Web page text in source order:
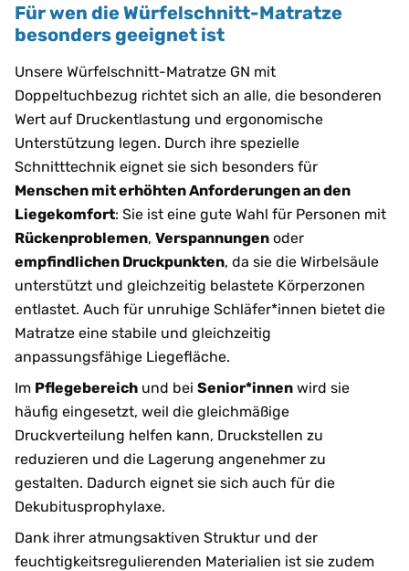
Für wen die Würfelschnitt-Matratze
besonders geeignet ist
Unsere Würfelschnitt-Matratze GN mit
Doppeltuchbezug richtet sich an alle, die besonderen
Wert auf Druckentlastung und ergonomische
Unterstützung legen. Durch ihre spezielle
Schnitttechnik eignet sie sich besonders für
Menschen mit erhöhten Anforderungen an den
Liegekomfort: Sie ist eine gute Wahl für Personen mit
Rückenproblemen, Verspannungen oder
empfindlichen Druckpunkten, da sie die Wirbelsäule
unterstützt und gleichzeitig belastete Körperzonen
entlastet. Auch für unruhige Schläfer*innen bietet die
Matratze eine stabile und gleichzeitig
anpassungsfähige Liegefläche.
Im Pflegebereich und bei Senior*innen wird sie
häufig eingesetzt, weil die gleichmäßige
Druckverteilung helfen kann, Druckstellen zu
reduzieren und die Lagerung angenehmer zu
gestalten. Dadurch eignet sie sich auch für die
Dekubitusprophylaxe.
Dank ihrer atmungsaktiven Struktur und der
feuchtigkeitsregulierenden Materialien ist sie zudem